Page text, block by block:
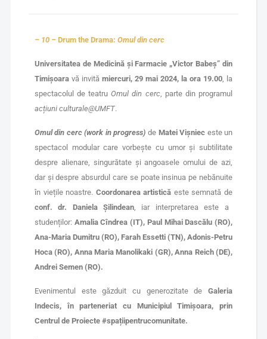
– 10 – Drum the Drama: Omul din cerc
Universitatea de Medicină și Farmacie „Victor Babeș” din
Timișoaravă invitămiercuri, 29 mai 2024, la ora 19.00, la
spectacolul de teatru Omul din cerc, parte din programul
acțiuni culturale@UMFT.
Omul din cerc (work in progress) de Matei Vișniec este un
spectacol modular care vorbește cu umor și subtilitate
despre alienare, singurătate și angoasele omului de azi,
dar și despre absurdul care se poate insinua pe nebănuite
în viețile noastre. Coordonarea artistică este semnată de
conf. dr. Daniela Șilindean, iar interpretarea este a
studenților: Amalia Cîndrea (IT), Paul Mihai Dascălu (RO),
Ana-Maria Dumitru (RO), Farah Essetti (TN), Adonis-Petru
Hoca (RO), Anna Maria Manolikaki (GR), Anna Reich (DE),
Andrei Semen (RO).
Evenimentul este găzduit cu generozitate de Galeria
Indecis, în parteneriat cu Municipiul Timișoara, prin
Centrul de Proiecte #spațiipentrucomunitate.